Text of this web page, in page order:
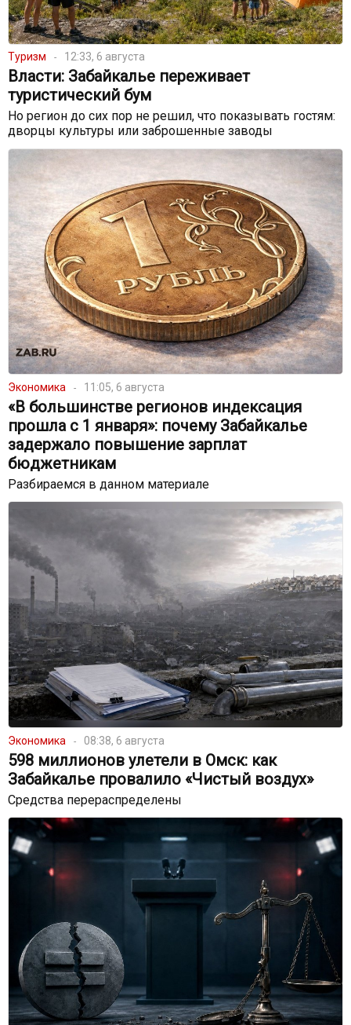
Туризм 12:33, 6 августа
Власти: Забайкалье переживает
туристический бум
Но регион до сих пор не решил, что показывать гостям:
дворцы культуры или заброшенные заводы
Экономика 11:05, 6 августа
«В большинстве регионов индексация
прошла с 1 января»: почему Забайкалье
задержало повышение зарплат
бюджетникам
Разбираемся в данном материале
Экономика 08:38, 6 августа
598 миллионов улетели в Омск: как
Забайкалье провалило «Чистый воздух»
Средства перераспределены